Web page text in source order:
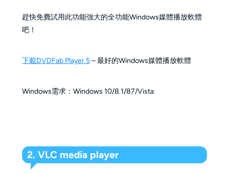
趕快免費試用此功能強大的全功能Windows媒體播放軟體
吧！
下載DVDFab Player 5– 最好的Windows媒體播放軟體
Windows需求：Windows 10/8.1/87/Vista
2. VLC media player